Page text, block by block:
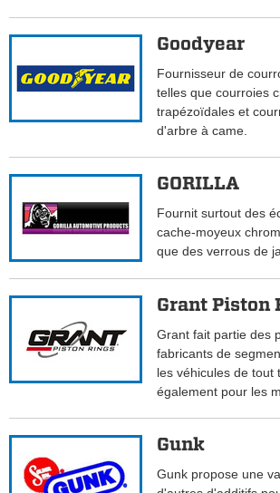
Goodyear
Fournisseur de
telles que courroies
trapézoïdales et
d'arbre à came.
GORILLA
Fournit surtout des
cache-moyeux
que des verrous de
Grant Piston
Grant fait partie des
fabricants de
les véhicules de tout
également pour les
Gunk
Gunk propose une